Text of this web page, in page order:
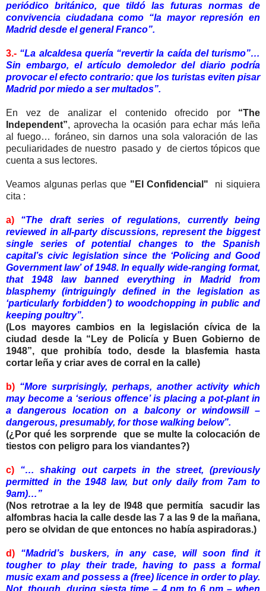
periódico británico, que tildó las futuras normas de
convivencia ciudadana como “la mayor represión en
Madrid desde el general Franco”.
3.- “La alcaldesa quería “revertir la caída del turismo”…
Sin embargo, el artículo demoledor del diario podría
provocar el efecto contrario: que los turistas eviten pisar
Madrid por miedo a ser multados”.
En vez de analizar el contenido ofrecido por “The
Independent”, aprovecha la ocasión para echar más leña
al fuego… foráneo, sin darnos una sola valoración de las
peculiaridades de nuestro pasado y de ciertos tópicos que
cuenta a sus lectores.
Veamos algunas perlas que "El Confidencial" ni siquiera
cita :
a)
“The draft series of regulations, currently being
reviewed in all-party discussions, represent the biggest
single series of potential changes to the Spanish
capital’s civic legislation since the ‘Policing and Good
Government law’ of 1948. In equally wide-ranging format,
that 1948 law banned everything in Madrid from
blasphemy (intriguingly defined in the legislation as
‘particularly forbidden’) to woodchopping in public and
keeping poultry”.
(Los mayores cambios en la legislación cívica de la
ciudad desde la “Ley de Policía y Buen Gobierno de
1948”, que prohibía todo, desde la blasfemia hasta
cortar leña y criar aves de corral en la calle)
b) “More surprisingly, perhaps, another activity which
may become a ‘serious offence’ is placing a pot-plant in
a dangerous location on a balcony or windowsill –
dangerous, presumably, for those walking below”.
(¿Por qué les sorprende que se multe la colocación de
tiestos con peligro para los viandantes?)
c)
“… shaking out carpets in the street, (previously
permitted in the 1948 law, but only daily from 7am to
9am)…”
(Nos retrotrae a la ley de l948 que permitía sacudir las
alfombras hacia la calle desde las 7 a las 9 de la mañana,
pero se olvidan de que entonces no había aspiradoras.)
d)
“Madrid’s buskers, in any case, will soon find it
tougher to play their trade, having to pass a formal
music exam and possess a (free) licence in order to play.